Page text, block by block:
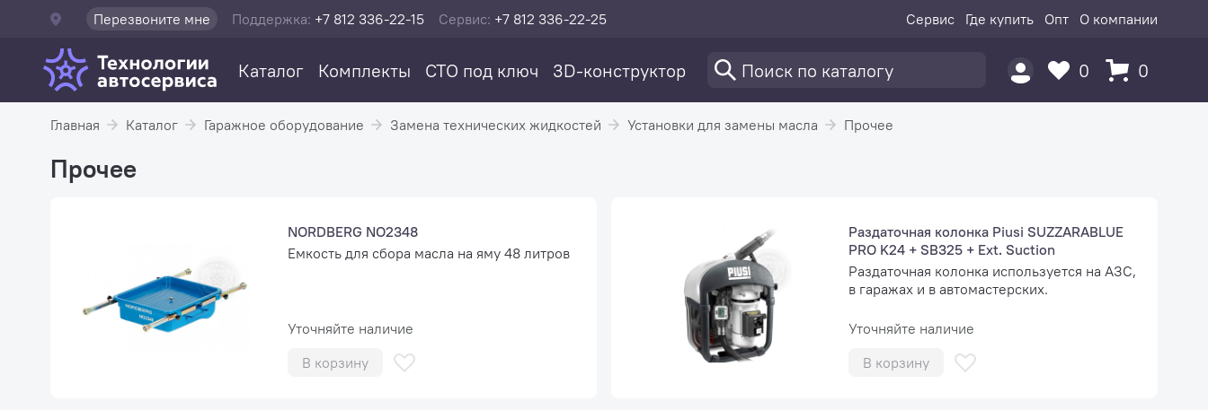
Перезвоните мне Поддержка: +7 812 336-22-15 Сервис: +7 812 336-22-25 Сервис Где купить Опт О компании
Каталог Комплекты СТО под ключ 3D-конструктор 0 0
Главная Каталог Гаражное оборудование Замена технических жидкостей Установки для замены масла Прочее
Прочее
NORDBERG NO2348
Емкость для сбора масла на яму 48 литров
Уточняйте наличие
В корзину
Раздаточная колонка Piusi SUZZARABLUE
PRO K24 + SB325 + Ext. Suction
Раздаточная колонка используется на АЗС,
в гаражах и в автомастерских.
Уточняйте наличие
В корзину